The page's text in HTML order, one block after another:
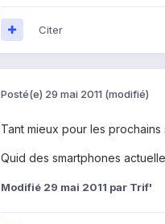
Citer
Posté(e) 29 mai 2011 (modifié)
Tant mieux pour les prochains
Quid des smartphones
Modifié 29 mai 2011 par Trif'